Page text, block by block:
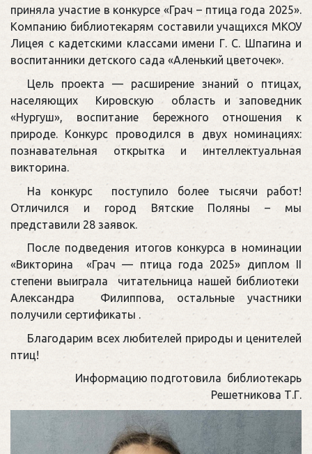
приняла участие в конкурсе «Грач – птица года 2025».
Компанию библиотекарям составили учащихся МКОУ
Лицея с кадетскими классами имени Г. С. Шпагина и
воспитанники детского сада «Аленький цветочек».
Цель проекта — расширение знаний о птицах,
населяющих Кировскую область и заповедник
«Нургуш», воспитание бережного отношения к
природе. Конкурс проводился в двух номинациях:
познавательная открытка и интеллектуальная
викторина.
На конкурс поступило более тысячи работ!
Отличился и город Вятские Поляны – мы
представили 28 заявок.
После подведения итогов конкурса в номинации
«Викторина «Грач — птица года 2025» диплом II
степени выиграла читательница нашей библиотеки
Александра Филиппова, остальные участники
получили сертификаты .
Благодарим всех любителей природы и ценителей
птиц!
Информацию подготовила библиотекарь
Решетникова Т.Г.